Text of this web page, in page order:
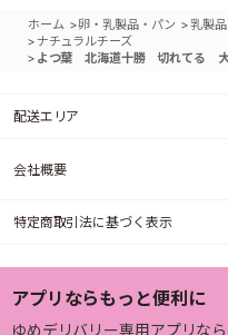
ホーム >卵・乳製品・パン >乳製品
>ナチュラルチーズ
> よつ葉 北海道十勝 切れてる
配送エリア
会社概要
特定商取引法に基づく表示
アプリならもっと便利に
ゆめデリバリー専用アプリなら